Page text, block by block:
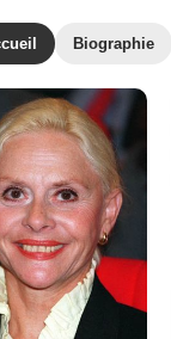
Biographie